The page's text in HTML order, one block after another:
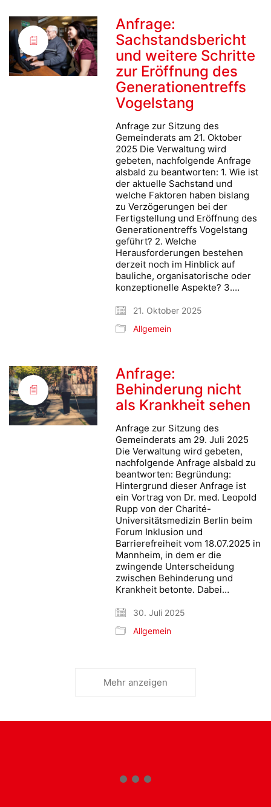
Anfrage:
Sachstandsbericht
und weitere Schritte
zur Eröffnung des
Generationentreffs
Vogelstang
Anfrage zur Sitzung des
Gemeinderats am 21. Oktober
2025 Die Verwaltung wird
gebeten, nachfolgende Anfrage
alsbald zu beantworten: 1. Wie ist
der aktuelle Sachstand und
welche Faktoren haben bislang
zu Verzögerungen bei der
Fertigstellung und Eröffnung des
Generationentreffs Vogelstang
geführt? 2. Welche
Herausforderungen bestehen
derzeit noch im Hinblick auf
bauliche, organisatorische oder
konzeptionelle Aspekte? 3.…
21. Oktober 2025
Allgemein
Anfrage:
Behinderung nicht
als Krankheit sehen
Anfrage zur Sitzung des
Gemeinderats am 29. Juli 2025
Die Verwaltung wird gebeten,
nachfolgende Anfrage alsbald zu
beantworten: Begründung:
Hintergrund dieser Anfrage ist
ein Vortrag von Dr. med. Leopold
Rupp von der Charité-
Universitätsmedizin Berlin beim
Forum Inklusion und
Barrierefreiheit vom 18.07.2025 in
Mannheim, in dem er die
zwingende Unterscheidung
zwischen Behinderung und
Krankheit betonte. Dabei…
30. Juli 2025
Allgemein
Mehr anzeigen